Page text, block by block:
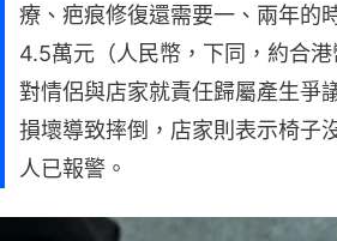
療、疤痕修復還需要一、兩年的
4.5萬元（人民幣，下同，約合
對情侶與店家就責任歸屬產生爭
損壞導致摔倒，店家則表示椅子
人已報警。